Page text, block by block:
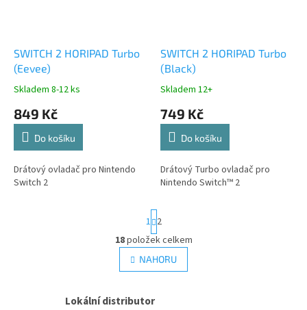
SWITCH 2 HORIPAD Turbo
(Eevee)
Skladem 8-12 ks
849 Kč
Do košíku
Drátový ovladač pro Nintendo
Switch 2
SWITCH 2 HORIPAD Turbo
(Black)
Skladem 12+
749 Kč
Do košíku
Drátový Turbo ovladač pro
Nintendo Switch™ 2
O
v
l
d
S
t
r
á
n
k
v
1 2
18položek celkem
NAHORU
Lokální distributor